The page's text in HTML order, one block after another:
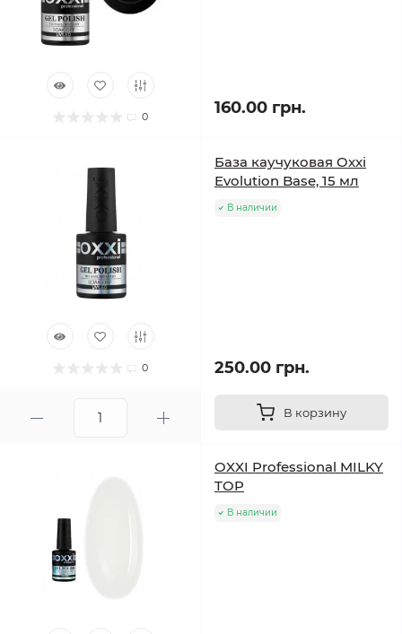
0 160.00 грн.
0
База каучуковая Oxxi
Evolution Base, 15 мл
В наличии
250.00 грн.
В корзину
OXXI Professional MILKY
TOP
В наличии